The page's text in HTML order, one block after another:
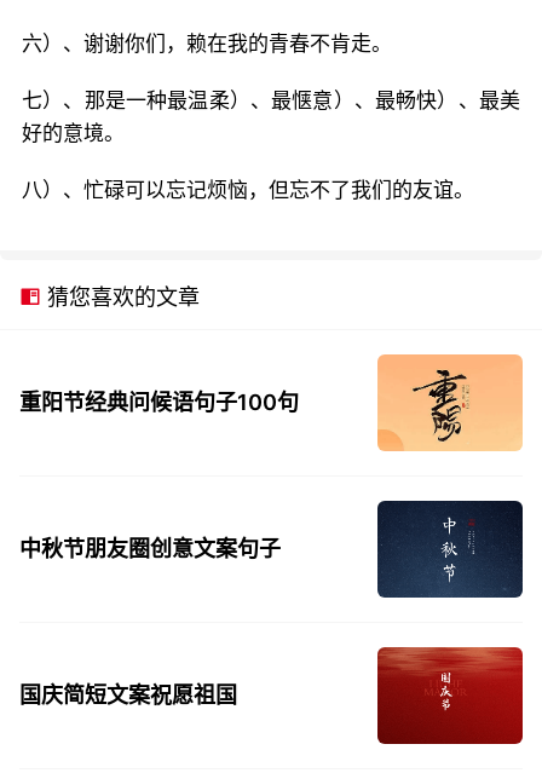
六）、谢谢你们，赖在我的青春不肯走。
七）、那是一种最温柔）、最惬意）、最畅快）、最美
好的意境。
八）、忙碌可以忘记烦恼，但忘不了我们的友谊。
猜您喜欢的文章
重阳节经典问候语句子100句
中秋节朋友圈创意文案句子
国庆简短文案祝愿祖国